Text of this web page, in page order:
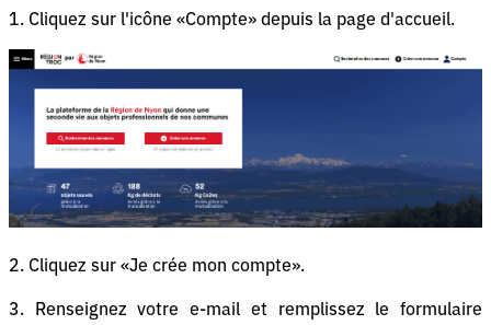
1. Cliquez sur l'icône «Compte» depuis la page d'accueil.
2. Cliquez sur «Je crée mon compte».
3. Renseignez votre e-mail et remplissez le formulaire